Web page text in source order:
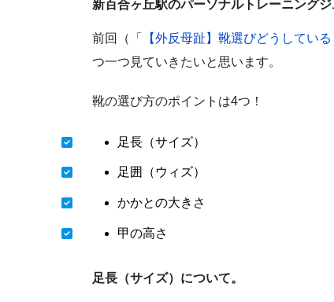
新百合ヶ丘駅のパーソナルトレーニング
前回（「 【外反母趾】靴選びどうしている
つ一つ見ていきたいと思います。
靴の選び方のポイントは4つ！
足長（サイズ）
足囲（ウィズ）
かかとの大きさ
甲の高さ
足長（サイズ）について。